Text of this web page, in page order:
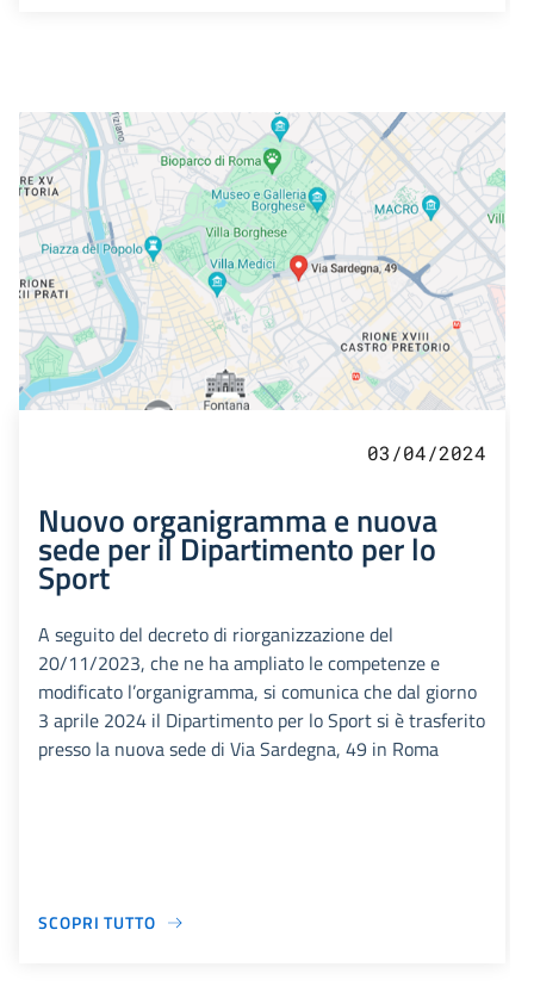
03/04/2024
Nuovo organigramma e nuova
sede per il Dipartimento per lo
Sport
A seguito del decreto di riorganizzazione del
20/11/2023, che ne ha ampliato le competenze e
modificato l’organigramma, si comunica che dal giorno
3 aprile 2024 il Dipartimento per lo Sport si è trasferito
presso la nuova sede di Via Sardegna, 49 in Roma
SCOPRI TUTTO